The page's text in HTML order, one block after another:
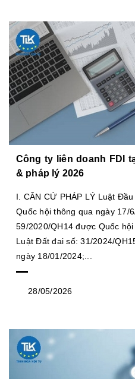
Công ty liên doanh FDI
& pháp lý 2026
I. CĂN CỨ PHÁP LÝ Luật
Quốc hội thông qua ngày 17/
59/2020/QH14 được Quốc
Luật Đất đai số: 31/2024/
ngày 18/01/2024;...
28/05/2026